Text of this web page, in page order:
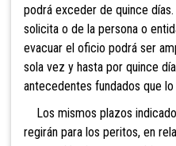
podrá exceder de quince
solicita o de la persona o
evacuar el oficio podrá ser
sola vez y hasta por quince
antecedentes fundados que
Los mismos plazos
regirán para los peritos, en